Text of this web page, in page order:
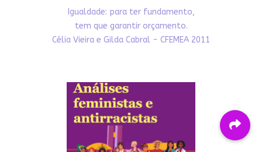
Igualdade: para ter fundamento,
tem que garantir orçamento.
Célia Vieira e Gilda Cabral - CFEMEA 2011